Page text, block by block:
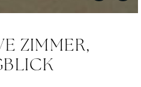
ZIMMER,